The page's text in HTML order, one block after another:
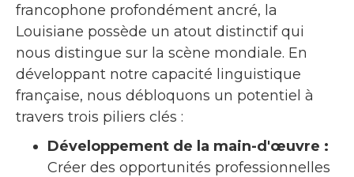
francophone profondément ancré, la
Louisiane possède un atout distinctif qui
nous distingue sur la scène mondiale. En
développant notre capacité linguistique
française, nous débloquons un potentiel à
travers trois piliers clés :
Développement de la main-d'œuvre :
Créer des opportunités professionnelles